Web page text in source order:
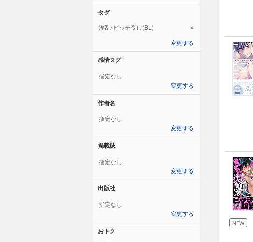
NEW
タグ
淫乱･ビッチ受け(BL) ×
変更する
感情タグ
指定なし
変更する
作者名
指定なし
変更する
掲載誌
指定なし
変更する
出版社
指定なし
変更する
おトク